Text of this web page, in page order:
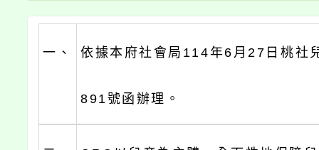
一、 依據本府社會局114年6月27日桃社
891號函辦理。